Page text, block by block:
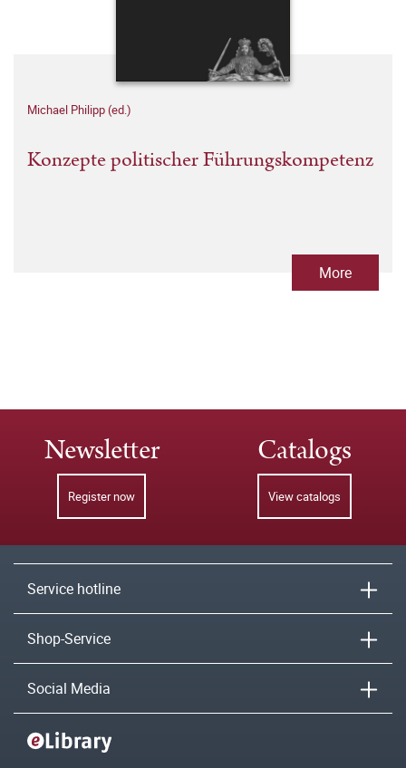
Michael Philipp (ed.)
Konzepte politischer Führungskompetenz
More
Newsletter
Register now
Catalogs
View catalogs
Service hotline
Shop-Service
Social Media